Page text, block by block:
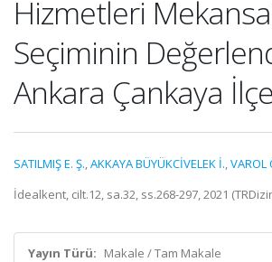
Hizmetleri
Seçiminin
Ankara Çankaya
SATILMIŞ E. Ş.,AKKAYA BÜYÜKCİVELEK İ.,VAROL
İdealkent, cilt.12, sa.32, ss.268-297, 2021
Yayın Türü: Makale / Tam Makale